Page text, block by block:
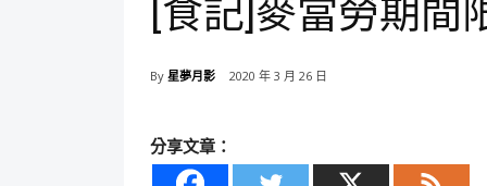
[食記]麥當勞期間
By 星夢月影 2020 年 3 月 26 日
分享文章：